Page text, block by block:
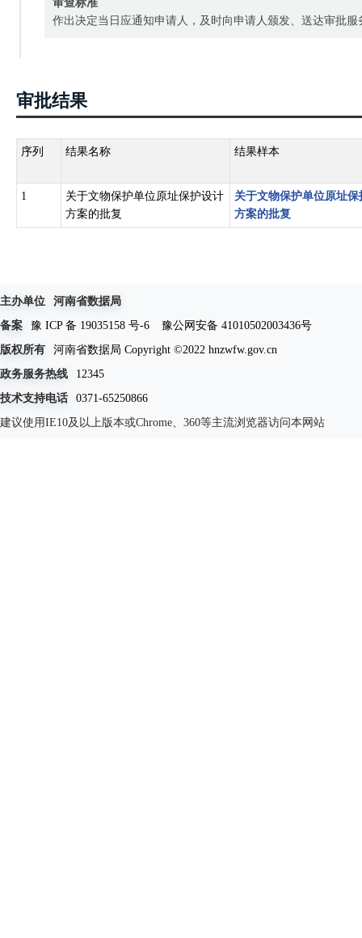
审查标准
作出决定当日应通知申请人，及时向申请人颁发、送达审批服
审批结果
序列 结果名称 结果样本
1
关于文物保护单位原址保护设计
方案的批复
关于文物保护单位原址保
方案的批复
主办单位
河南省数据局
备案
豫 ICP 备 19035158 号-6
豫公网安备 41010502003436号
版权所有
河南省数据局 Copyright ©2022 hnzwfw.gov.cn
政务服务热线
12345
技术支持电话
0371-65250866
建议使用IE10及以上版本或Chrome、360等主流浏览器访问本网站